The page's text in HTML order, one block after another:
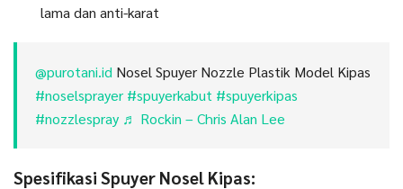
lama dan anti-karat
@purotani.id Nosel Spuyer Nozzle Plastik Model Kipas
#noselsprayer #spuyerkabut #spuyerkipas
#nozzlespray ♬ Rockin – Chris Alan Lee
Spesifikasi Spuyer Nosel Kipas: